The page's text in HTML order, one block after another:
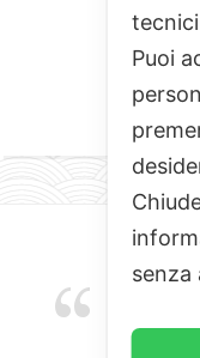
Puoi
senza